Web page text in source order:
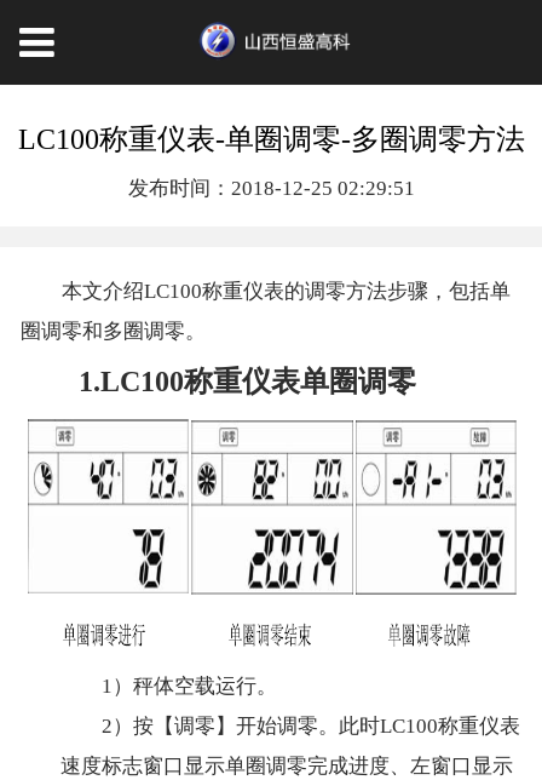
LC100称重仪表-单圈调零-多圈调零方法
发布时间：2018-12-25 02:29:51
本文介绍LC100称重仪表的调零方法步骤，包括单
圈调零和多圈调零。
1.LC100称重仪表单圈调零
1）秤体空载运行。
2）按【调零】开始调零。此时LC100称重仪表
速度标志窗口显示单圈调零完成进度、左窗口显示